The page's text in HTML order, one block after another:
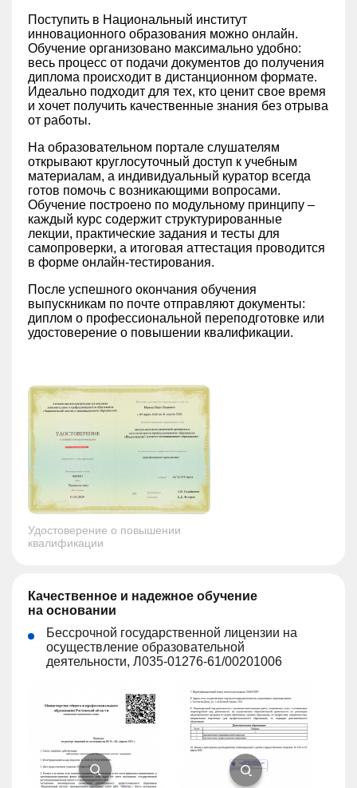
Поступить в Национальный институт
инновационного образования можно онлайн.
Обучение организовано максимально удобно:
весь процесс от подачи документов до получения
диплома происходит в дистанционном формате.
Идеально подходит для тех, кто ценит свое время
и хочет получить качественные знания без отрыва
от работы.
На образовательном портале слушателям
открывают круглосуточный доступ к учебным
материалам, а индивидуальный куратор всегда
готов помочь с возникающими вопросами.
Обучение построено по модульному принципу –
каждый курс содержит структурированные
лекции, практические задания и тесты для
самопроверки, а итоговая аттестация проводится
в форме онлайн-тестирования.
После успешного окончания обучения
выпускникам по почте отправляют документы:
диплом о профессиональной переподготовке или
удостоверение о повышении квалификации.
Удостоверение о повышении
квалификации
Качественное и надежное обучение
на основании
Бессрочной государственной лицензии на
осуществление образовательной
деятельности, Л035-01276-61/00201006